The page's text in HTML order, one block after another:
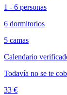
1 - 6 personas
6 dormitorios
5 camas
Calendario
Todavía no se te
33 €